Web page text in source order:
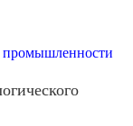
промышленности